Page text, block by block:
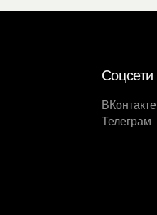
Соцсети
ВКонтакте
Телеграм